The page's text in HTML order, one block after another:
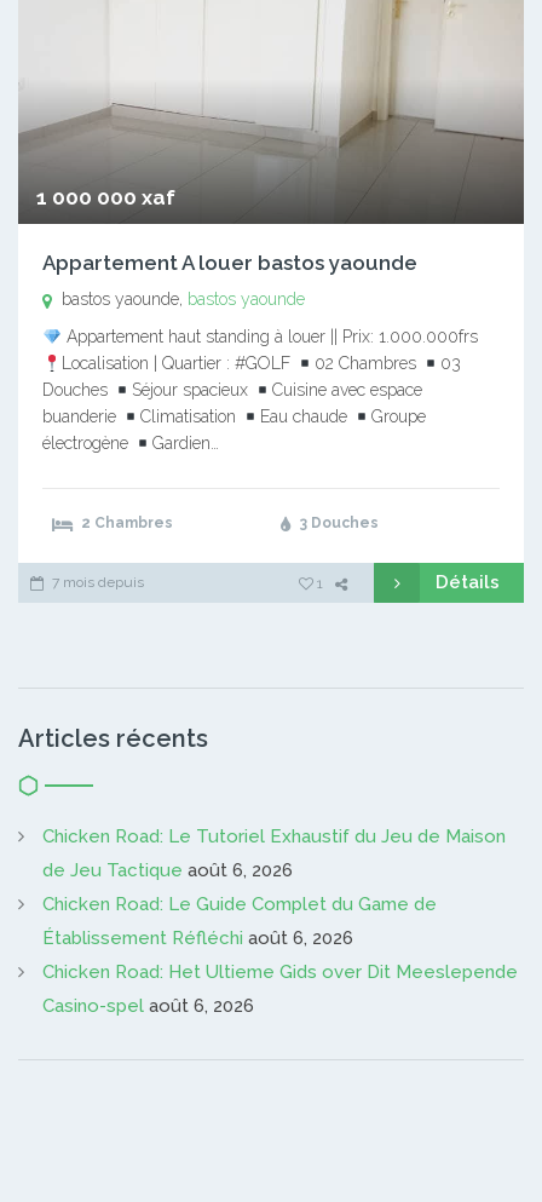
1 000 000 xaf
Appartement A louer bastos yaounde
bastos yaounde, bastos yaounde
Appartement haut standing à louer || Prix: 1.000.000frs
Localisation | Quartier : #GOLF
02 Chambres
03
Douches
Séjour spacieux
Cuisine avec espace
buanderie
Climatisation Eau chaude
Groupe
électrogène
Gardien…
2 Chambres 3 Douches
7 mois depuis 1 Détails
Articles récents
Chicken Road: Le Tutoriel Exhaustif du Jeu de Maison
de Jeu Tactique août 6, 2026
Chicken Road: Le Guide Complet du Game de
Établissement Réfléchi août 6, 2026
Chicken Road: Het Ultieme Gids over Dit Meeslepende
Casino-spel août 6, 2026